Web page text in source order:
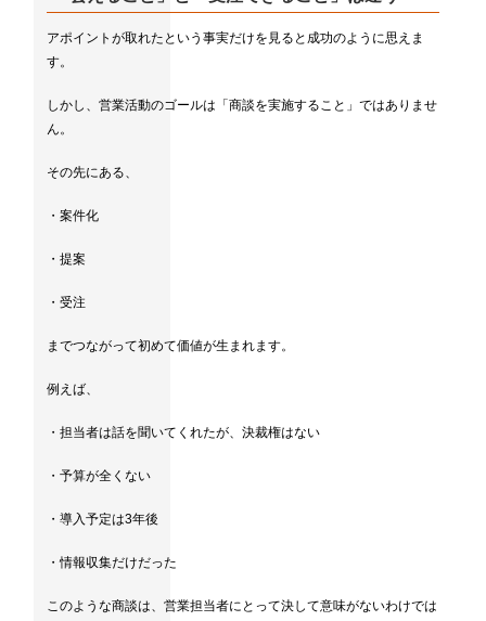
アポイントが取れたという事実だけを見ると成功のように思えま
す。
しかし、営業活動のゴールは「商談を実施すること」ではありませ
ん。
その先にある、
・案件化
・提案
・受注
までつながって初めて価値が生まれます。
例えば、
・担当者は話を聞いてくれたが、決裁権はない
・予算が全くない
・導入予定は3年後
・情報収集だけだった
このような商談は、営業担当者にとって決して意味がないわけでは